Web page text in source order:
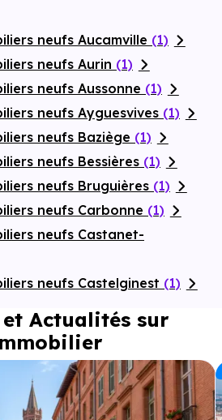
neufs Aucamville (1)
neufs Aurin (1)
neufs Aussonne (1)
neufs Ayguesvives (1)
neufs Baziège (1)
neufs Bessières (1)
neufs Bruguières (1)
neufs Carbonne (1)
neufs Castanet-
neufs Castelginest (1)
et Actualités sur